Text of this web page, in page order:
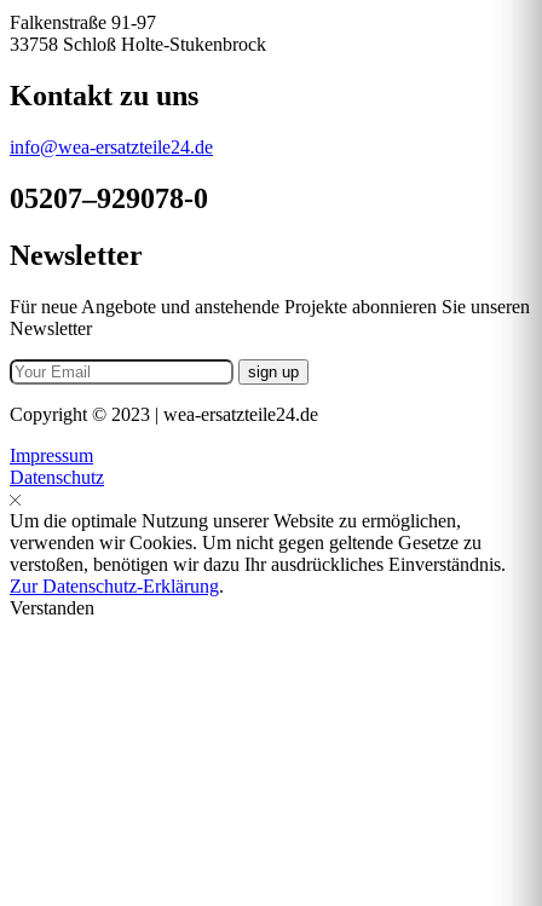
Falkenstraße 91-97
33758 Schloß Holte-Stukenbrock
Kontakt zu uns
info@wea-ersatzteile24.de
05207–929078-0
Newsletter
Für neue Angebote und anstehende Projekte abonnieren Sie unseren
Newsletter
Copyright © 2023 | wea-ersatzteile24.de
Impressum
Datenschutz
Um die optimale Nutzung unserer Website zu ermöglichen,
verwenden wir Cookies. Um nicht gegen geltende Gesetze zu
verstoßen, benötigen wir dazu Ihr ausdrückliches Einverständnis.
Zur Datenschutz-Erklärung.
Verstanden